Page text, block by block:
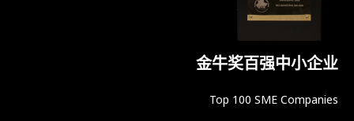
金牛奖百强中小企业
Top 100 SME Companies